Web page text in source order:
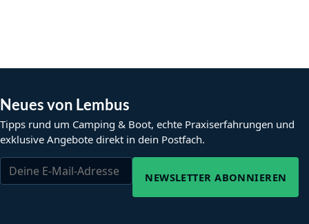
Neues von Lembus
Tipps rund um Camping & Boot, echte Praxiserfahrungen und
exklusive Angebote direkt in dein Postfach.
NEWSLETTER ABONNIEREN